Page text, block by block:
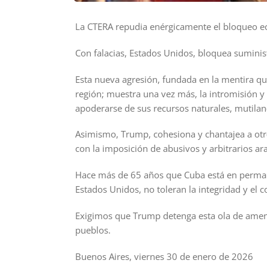
La CTERA repudia enérgicamente el bloqueo
Con falacias, Estados Unidos, bloquea
Esta nueva agresión, fundada en la mentira
región; muestra una vez más, la intromisión
apoderarse de sus recursos naturales,
Asimismo, Trump, cohesiona y chantajea a
con la imposición de abusivos y arbitrarios
Hace más de 65 años que Cuba está en
Estados Unidos, no toleran la integridad y el
Exigimos que Trump detenga esta ola de
pueblos.
Buenos Aires, viernes 30 de enero de 2026